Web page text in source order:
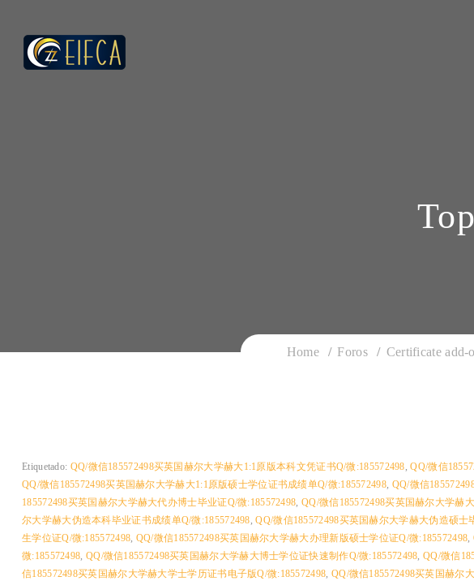
Home Foros Certificate add-
Etiquetado: QQ/微信185572498买英国赫尔大学赫大1:1原版本科文凭证书Q/微:185572498,QQ/微信
QQ/微信185572498买英国赫尔大学赫大1:1原版硕士学位证书成绩单Q/微:185572498, QQ/微信
185572498买英国赫尔大学赫大代办博士毕业证Q/微:185572498,QQ/微信185572498买英国赫尔大学赫
尔大学赫大伪造本科毕业证书成绩单Q/微:185572498,QQ/微信185572498买英国赫尔大学赫大伪造硕士
生学位证Q/微:185572498, QQ/微信185572498买英国赫尔大学赫大办理新版硕士学位证Q/微:185572498,
微:185572498, QQ/微信185572498买英国赫尔大学赫大博士学位证快速制作Q/微:185572498,QQ/微信
信185572498买英国赫尔大学赫大学士学历证书电子版Q/微:185572498, QQ/微信185572498买英国赫尔